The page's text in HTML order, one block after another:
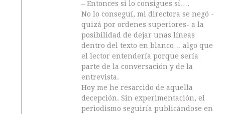
– Entonces si lo consigues sí….
No lo conseguí, mi directora se negó -
quizá por ordenes superiores- a la
posibilidad de dejar unas líneas
dentro del texto en blanco… algo que
el lector entendería porque sería
parte de la conversación y de la
entrevista.
Hoy me he resarcido de aquella
decepción. Sin experimentación, el
periodismo seguiría publicándose en